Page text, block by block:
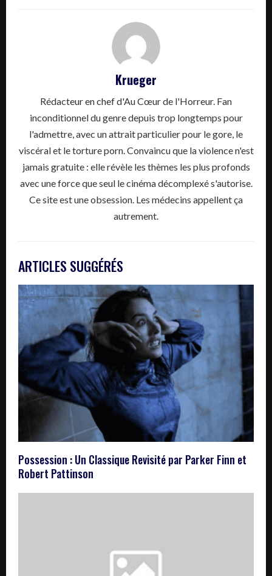
Krueger
Rédacteur en chef d'Au Cœur de l'Horreur. Fan
inconditionnel du genre depuis trop longtemps pour
l'admettre, avec un attrait particulier pour le gore, le
viscéral et le torture porn. Convaincu que la violence n'est
jamais gratuite : elle révèle les thèmes les plus profonds
avec une force que seul le cinéma décomplexé s'autorise.
Ce site est une obsession. Les médecins appellent ça
autrement.
ARTICLES SUGGÉRÉS
Possession : Un Classique Revisité par Parker Finn et
Robert Pattinson